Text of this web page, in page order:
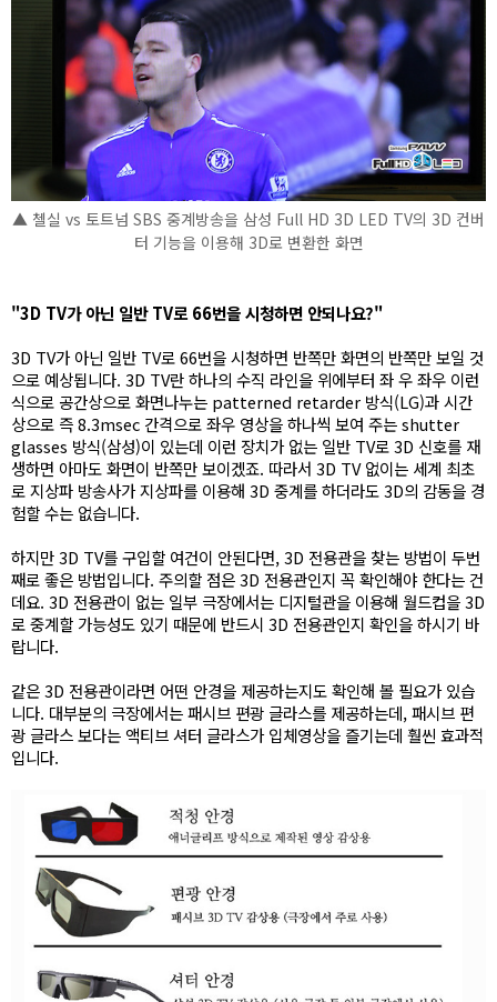
▲ 첼실 vs 토트넘 SBS 중계방송을 삼성 Full HD 3D LED TV의 3D 컨버
터 기능을 이용해 3D로 변환한 화면
"3D TV가 아닌 일반 TV로 66번을 시청하면 안되나요?"
3D TV가 아닌 일반 TV로 66번을 시청하면 반쪽만 화면의 반쪽만 보일 것
으로 예상됩니다. 3D TV란 하나의 수직 라인을 위에부터 좌 우 좌우 이런
식으로 공간상으로 화면나누는 patterned retarder 방식(LG)과 시간
상으로 즉 8.3msec 간격으로 좌우 영상을 하나씩 보여 주는 shutter
glasses 방식(삼성)이 있는데 이런 장치가 없는 일반 TV로 3D 신호를 재
생하면 아마도 화면이 반쪽만 보이겠죠. 따라서 3D TV 없이는 세계 최초
로 지상파 방송사가 지상파를 이용해 3D 중계를 하더라도 3D의 감동을 경
험할 수는 없습니다.
하지만 3D TV를 구입할 여건이 안된다면, 3D 전용관을 찾는 방법이 두번
째로 좋은 방법입니다. 주의할 점은 3D 전용관인지 꼭 확인해야 한다는 건
데요. 3D 전용관이 없는 일부 극장에서는 디지털관을 이용해 월드컵을 3D
로 중계할 가능성도 있기 때문에 반드시 3D 전용관인지 확인을 하시기 바
랍니다.
같은 3D 전용관이라면 어떤 안경을 제공하는지도 확인해 볼 필요가 있습
니다. 대부분의 극장에서는 패시브 편광 글라스를 제공하는데, 패시브 편
광 글라스 보다는 액티브 셔터 글라스가 입체영상을 즐기는데 훨씬 효과적
입니다.